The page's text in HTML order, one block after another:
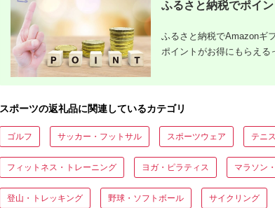
ふるさと納税でポイン
ふるさと納税でAmazonギ
ポイントがお得にもらえる
スポーツの返礼品に関連しているカテゴリ
ゴルフ サッカー・フットサル スポーツウェア テニス
フィットネス・トレーニング ヨガ・ピラティス マラソン
登山・トレッキング 野球・ソフトボール サイクリング